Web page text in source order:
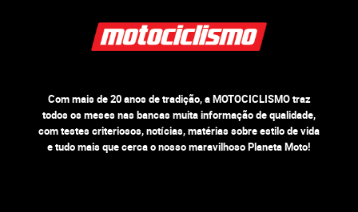
Com mais de 20 anos de tradição, a MOTOCICLISMO traz
todos os meses nas bancas muita informação de qualidade,
com testes criteriosos, notícias, matérias sobre estilo de vida
e tudo mais que cerca o nosso maravilhoso Planeta Moto!